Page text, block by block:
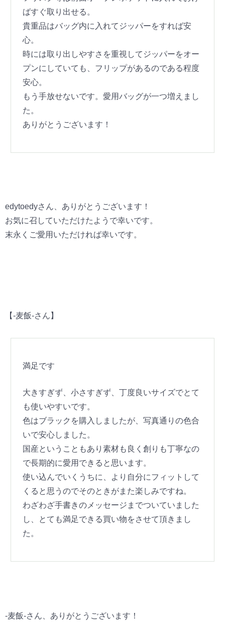
ばすぐ取り出せる。
貴重品はバッグ内に入れてジッパーをすれば安
心。
時には取り出しやすさを重視してジッパーをオー
プンにしていても、フリップがあるのである程度
安心。
もう手放せないです。愛用バッグが一つ増えまし
た。
ありがとうございます！
edytoedyさん、ありがとうございます！
お気に召していただけたようで幸いです。
末永くご愛用いただければ幸いです。
【-麦飯-さん】
満足です
大きすぎず、小さすぎず、丁度良いサイズでとて
も使いやすいです。
色はブラックを購入しましたが、写真通りの色合
いで安心しました。
国産ということもあり素材も良く創りも丁寧なの
で長期的に愛用できると思います。
使い込んでいくうちに、より自分にフィットして
くると思うのでそのときがまた楽しみですね。
わざわざ手書きのメッセージまでついていました
し、とても満足できる買い物をさせて頂きまし
た。
-麦飯-さん、ありがとうございます！